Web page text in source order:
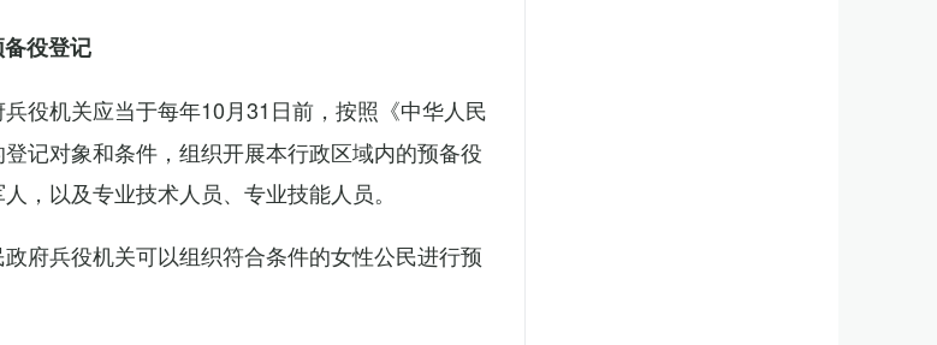
役登记
役机关应当于每年10月31日前，按照《中华人民
记对象和条件，组织开展本行政区域内的预备役
，以及专业技术人员、专业技能人员。
府兵役机关可以组织符合条件的女性公民进行预